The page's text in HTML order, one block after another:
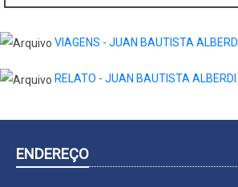
VIAGENS - JUAN BAUTISTA ALBERDI
RELATO - JUAN BAUTISTA ALBERDI
ENDEREÇO